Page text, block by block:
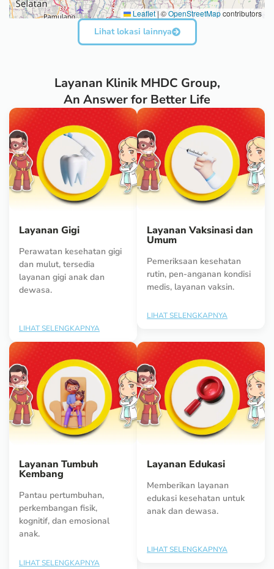
Leaflet | ©OpenStreetMapcontributors
Lihat lokasi lainnya
Layanan Klinik MHDC Group,
An Answer for Better Life
Layanan Gigi
Perawatan kesehatan gigi
dan mulut, tersedia
layanan gigi anak dan
dewasa.
LIHAT SELENGKAPNYA
Layanan Vaksinasi dan
Umum
Pemeriksaan kesehatan
rutin, pen-anganan kondisi
medis, layanan vaksin.
LIHAT SELENGKAPNYA
Layanan Tumbuh
Kembang
Pantau pertumbuhan,
perkembangan fisik,
kognitif, dan emosional
anak.
LIHAT SELENGKAPNYA
Layanan Edukasi
Memberikan layanan
edukasi kesehatan untuk
anak dan dewasa.
LIHAT SELENGKAPNYA